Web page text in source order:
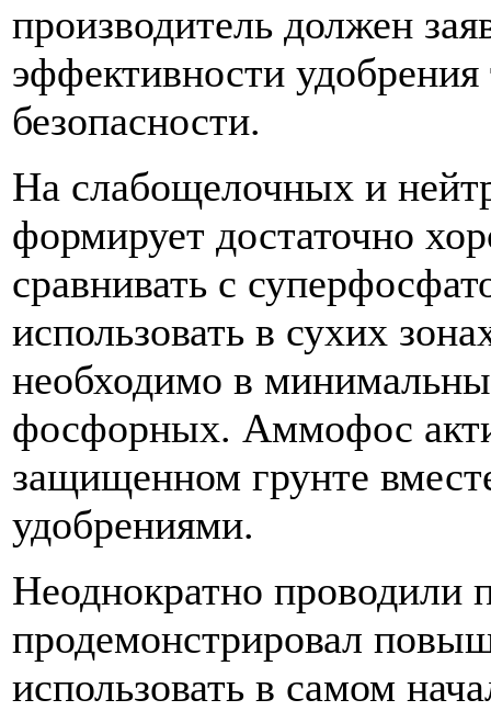
производитель должен
эффективности удобрения
безопасности.
На слабощелочных и
формирует достаточно
сравнивать с
использовать в сухих
необходимо в
фосфорных. Аммофос
защищенном грунте
удобрениями.
Неоднократно
продемонстрировал
использовать в самом